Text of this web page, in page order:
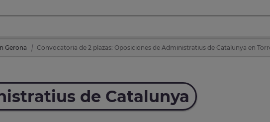
Gerona Convocatoria de 2 plazas: Oposiciones de Administratius de Catalunya en
de Catalunya